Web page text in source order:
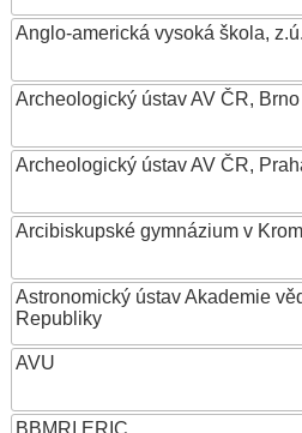
Anglo-americká vysoká škola, z.ú.
Archeologický ústav AV ČR, Brno
Archeologický ústav AV ČR,
Arcibiskupské gymnázium v
Astronomický ústav Akademie
Republiky
AVU
BBMRI ERIC